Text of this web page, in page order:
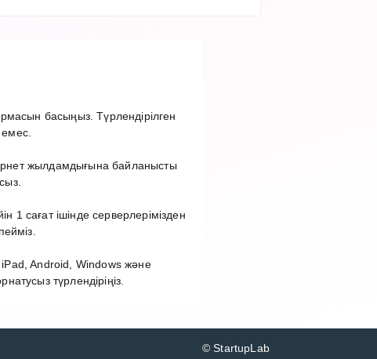
басыңыз. Түрлендірілген
емес.
жылдамдығына байланысты
1 сағат ішінде серверлерімізден
Android, Windows және
түрлендіріңіз.
© StartupLab